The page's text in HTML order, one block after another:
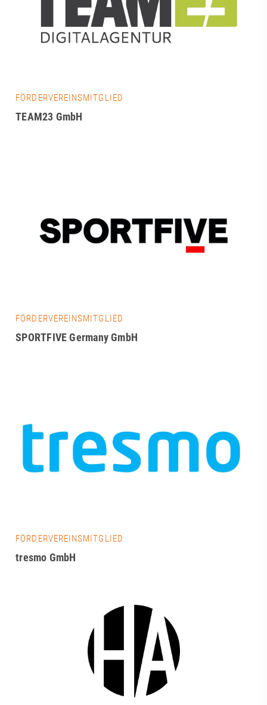
FÖRDERVEREINSMITGLIED
TEAM23 GmbH
FÖRDERVEREINSMITGLIED
SPORTFIVE Germany GmbH
FÖRDERVEREINSMITGLIED
tresmo GmbH